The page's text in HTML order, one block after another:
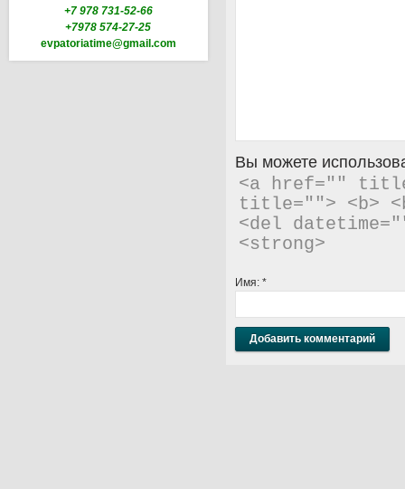
+7 978 731-52-66
+7978 574-27-25
evpatoriatime@gmail.com
Вы можете
<a href=""
title=""> <b>
<del
<strong>
Имя: *